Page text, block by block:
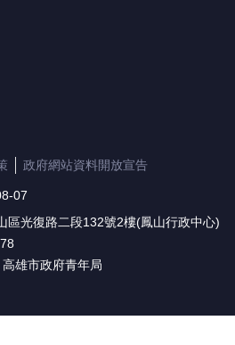
政府網站資料開放宣告
07
區光復路二段132號2樓(鳳山行政中心)
雄市政府青年局